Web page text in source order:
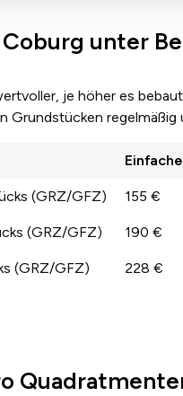
unter
je höher es
Grundstücken regelmäßig
(GRZ/GFZ) 155 €
(GRZ/GFZ) 190 €
(GRZ/GFZ) 228 €